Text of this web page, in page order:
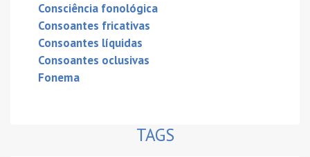
Consciência fonológica
Consoantes fricativas
Consoantes líquidas
Consoantes oclusivas
Fonema
TAGS